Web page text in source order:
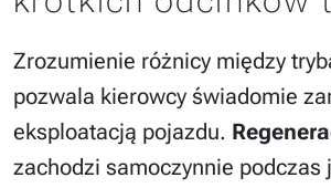
Zrozumienie różnicy między
pozwala kierowcy świadomie
eksploatacją pojazdu.
zachodzi samoczynnie podczas